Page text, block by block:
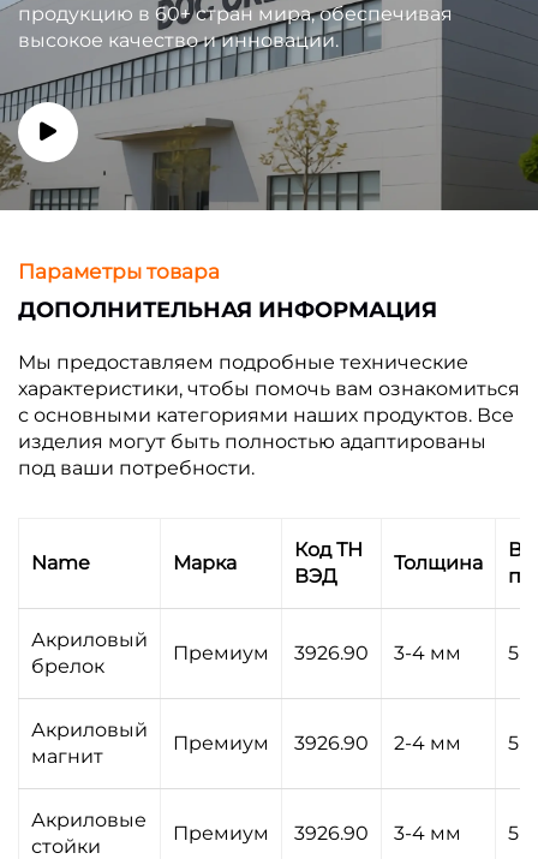
продукцию в 60+ стран мира, обеспечивая
высокое качество и инновации.
Параметры товара
ДОПОЛНИТЕЛЬНАЯ ИНФОРМАЦИЯ
Мы предоставляем подробные технические
характеристики, чтобы помочь вам ознакомиться
с основными категориями наших продуктов. Все
изделия могут быть полностью адаптированы
под ваши потребности.
Name Марка
Код ТН
ВЭД
Толщина
Акриловый
брелок
Премиум 3926.90 3-4 мм 5-
Акриловый
магнит
Премиум 3926.90 2-4 мм 5-
Акриловые
стойки
Премиум 3926.90 3-4 мм 5-